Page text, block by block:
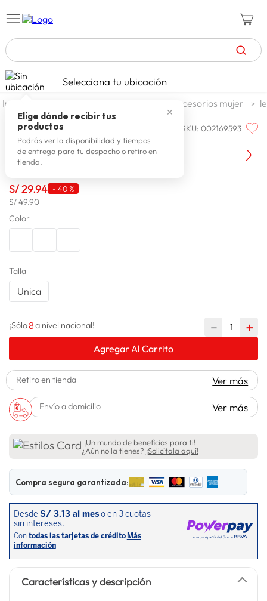
TÉRMINOS MÁS BUSCADOS
1. zapatillas mujer
2. celulares
3. zapatillas hombre
4. moda
6. tv
7.
10. lavadora
Selecciona tu ubicación
✕
Elige dónde recibir tus
productos
Podrás ver la disponibilidad y tiempos
de entrega para tu despacho o retiro en
tienda.
moda y accesorios accesorios mujer
PRIORITY SKU:002169593
Lentes De Sol Alexia Priority
S/29.94 - 40 %
S/ 49.90
Color
Talla
Unica
¡Sólo8a nivel nacional! ＋
－
Agregar Al Carrito
Retiro en tienda Ver más
Envío a domicilio Ver más
¡Un mundo de beneficios para ti!
¿Aún no la tienes? ¡Solicítala aquí!
Compra segura garantizada:
Características y descripción